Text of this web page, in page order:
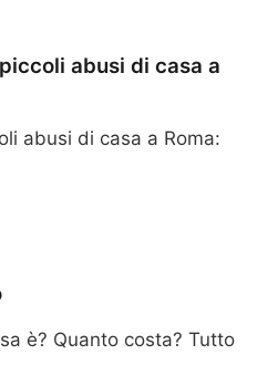
abusi di casa a
abusi di casa a Roma:
è? Quanto costa? Tutto